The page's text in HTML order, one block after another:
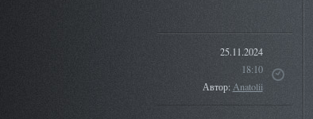
25.11.2024
18:10
Автор:Anatolii